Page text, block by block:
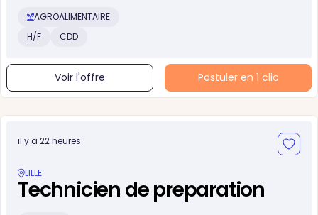
AGROALIMENTAIRE
H/F
CDD
Voir l'offre Postuler en 1 clic
il y a 22 heures
LILLE
Technicien de preparation